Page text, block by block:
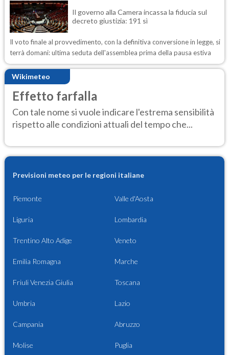
Il governo alla Camera incassa la fiducia sul
decreto giustizia: 191 sì
Il voto finale al provvedimento, con la definitiva conversione in legge, si
terrà domani: ultima seduta dell'assemblea prima della pausa estiva
Wikimeteo
Effetto farfalla
Con tale nome si vuole indicare l'estrema sensibilità
rispetto alle condizioni attuali del tempo che...
Previsioni meteo per le regioni italiane
Piemonte Valle d'Aosta
Liguria Lombardia
Trentino Alto Adige Veneto
Emilia Romagna Marche
Friuli Venezia Giulia Toscana
Umbria Lazio
Campania Abruzzo
Molise Puglia